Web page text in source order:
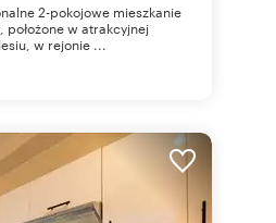
2-pokojowe mieszkanie
położone w atrakcyjnej
w rejonie ...